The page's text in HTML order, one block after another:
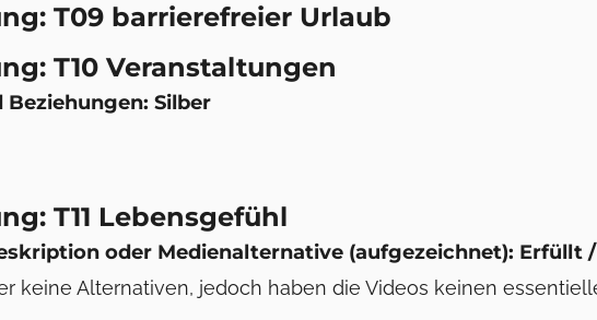
T09 barrierefreier Urlaub
T10 Veranstaltungen
Beziehungen: Silber
T11 Lebensgefühl
oder Medienalternative (aufgezeichnet): Erfüllt
keine Alternativen, jedoch haben die Videos keinen